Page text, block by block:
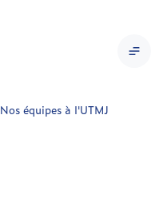
Nos équipes à l'UTMJ